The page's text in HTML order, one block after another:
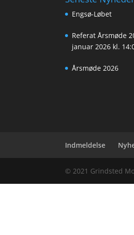
Engsø-Løbet
Referat Årsmøde
januar 2026 kl.
Årsmøde 2026
Indmeldelse
© 2021 Grindsted